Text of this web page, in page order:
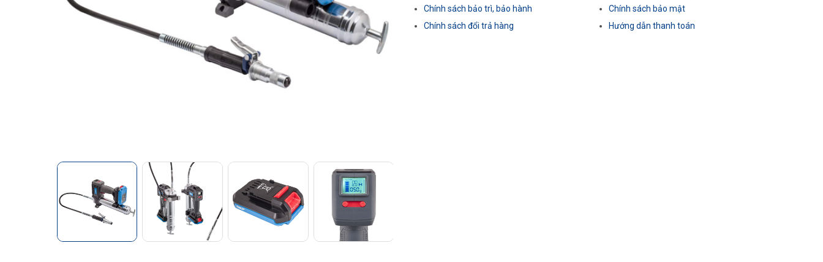
Chính sách bảo trì, bảo hành
Chính sách đổi trả hàng
Chính sách bảo mật
Hướng dẫn thanh toán